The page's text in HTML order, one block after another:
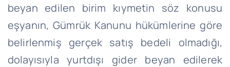
beyan edilen birim kıymetin söz konusu
eşyanın, Gümrük Kanunu hükümlerine göre
belirlenmiş gerçek satış bedeli olmadığı,
dolayısıyla yurtdışı gider beyan edilerek